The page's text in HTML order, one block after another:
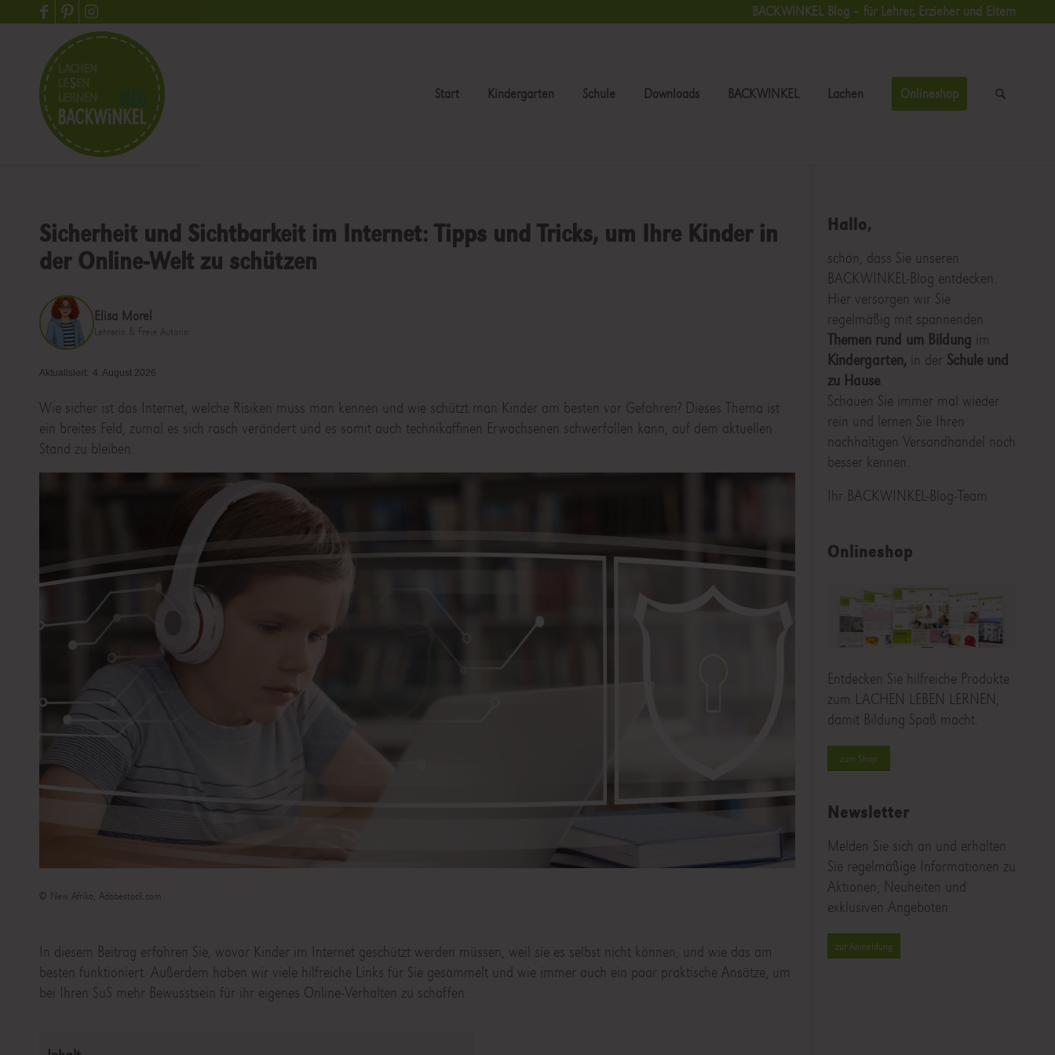
BACKWINKEL Blog – für Lehrer, Erzieher und Eltern
Start Kindergarten Schule Downloads BACKWINKEL Lachen Onlineshop
Sicherheit und Sichtbarkeit im Internet: Tipps und Tricks, um Ihre Kinder in
der Online-Welt zu schützen
Elisa Morel
Lehrerin & Freie Autorin
Aktualisiert: 4. August 2026
Wie sicher ist das Internet, welche Risiken muss man kennen und wie schützt man Kinder am besten vor Gefahren? Dieses Thema ist
ein breites Feld, zumal es sich rasch verändert und es somit auch technikaffinen Erwachsenen schwerfallen kann, auf dem aktuellen
Stand zu bleiben.
© New Afrika, Adobestock.com
In diesem Beitrag erfahren Sie, wovor Kinder im Internet geschützt werden müssen, weil sie es selbst nicht können, und wie das am
besten funktioniert. Außerdem haben wir viele hilfreiche Links für Sie gesammelt und wie immer auch ein paar praktische Ansätze, um
bei Ihren SuS mehr Bewusstsein für ihr eigenes Online-Verhalten zu schaffen.
Hallo,
schön, dass Sie unseren
BACKWINKEL-Blog entdecken.
Hier versorgen wir Sie
regelmäßig mit spannenden
Themen rund um Bildung im
Kindergarten, in der Schule und
zu Hause.
Schauen Sie immer mal wieder
rein und lernen Sie Ihren
nachhaltigen Versandhandel noch
besser kennen.
Ihr BACKWINKEL-Blog-Team
Onlineshop
Entdecken Sie hilfreiche Produkte
zum LACHEN LEBEN LERNEN,
damit Bildung Spaß macht.
zum Shop
Newsletter
Melden Sie sich an und erhalten
Sie regelmäßige Informationen zu
Aktionen, Neuheiten und
exklusiven Angeboten.
zur Anmeldung